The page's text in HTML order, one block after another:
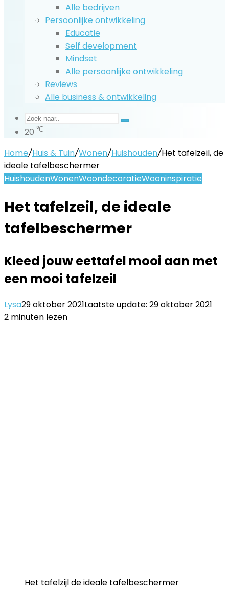
Alle bedrijven
Persoonlijke ontwikkeling
Educatie
Self development
Mindset
Alle persoonlijke ontwikkeling
Reviews
Alle business & ontwikkeling
Zoek
20 ℃
Home/Huis & Tuin/Wonen/Huishouden/Het tafelzeil, de
ideale tafelbeschermer
HuishoudenWonenWoondecoratieWooninspiratie
Het tafelzeil, de ideale
tafelbeschermer
Kleed jouw eettafel mooi aan met
een mooi tafelzeil
Lysa29 oktober 2021Laatste update: 29 oktober 2021
2 minuten lezen
Het tafelzijl de ideale tafelbeschermer